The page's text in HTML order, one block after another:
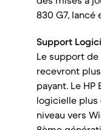
830 G7,
Support
Le support de
recevront
payant. Le
logicielle plus
niveau vers